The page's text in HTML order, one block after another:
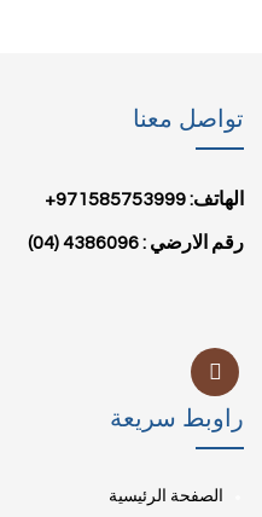
تواصل معنا
الهاتف: 971585753999+
رقم الارضي : 4386096 (04)
راوبط سريعة
الصفحة الرئيسية